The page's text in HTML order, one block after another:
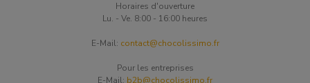
Horaires d'ouverture
Lu. - Ve. 8:00 - 16:00 heures
E-Mail: contact@chocolissimo.fr
Pour les entreprises
E-Mail: b2b@chocolissimo.fr